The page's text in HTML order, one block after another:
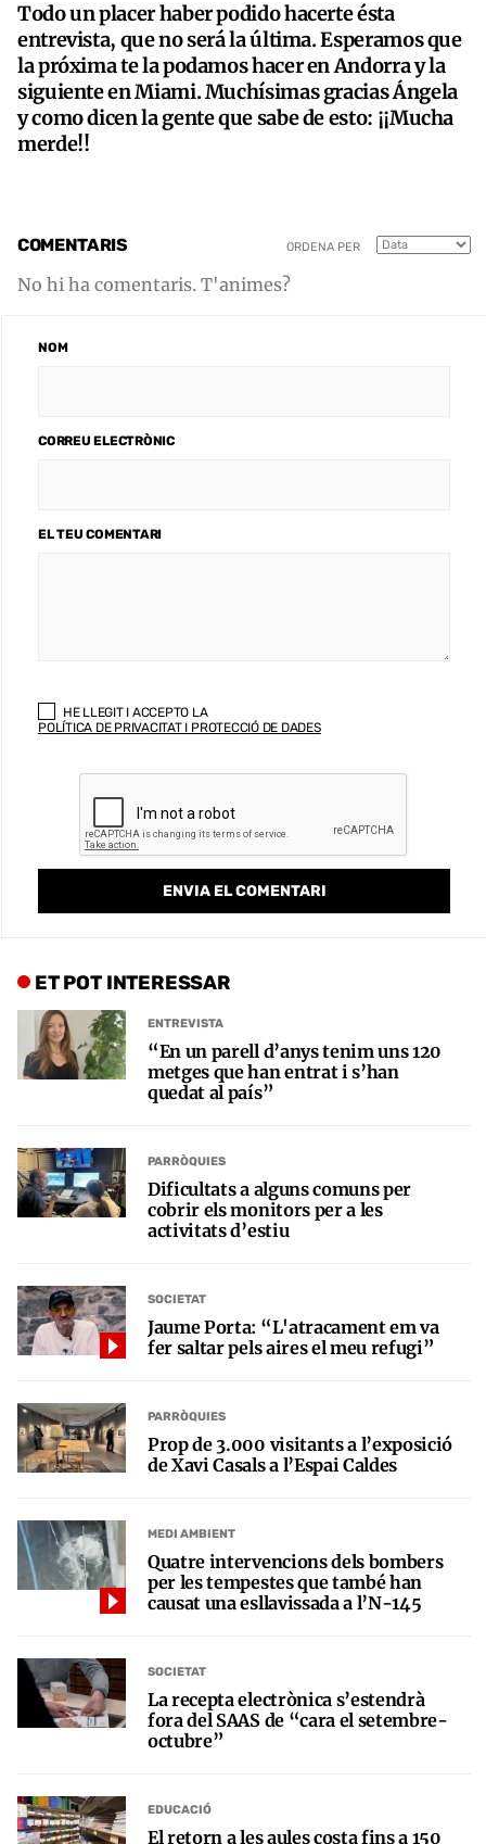
Todo un placer haber podido hacerte ésta
entrevista, que no será la última. Esperamos que
la próxima te la podamos hacer en Andorra y la
siguiente en Miami. Muchísimas gracias Ángela
y como dicen la gente que sabe de esto: ¡¡Mucha
merde!!
COMENTARIS ORDENA PER
No hi ha comentaris. T'animes?
NOM
CORREU ELECTRÒNIC
EL TEU COMENTARI
HE LLEGIT I ACCEPTO LA
POLÍTICA DE PRIVACITAT I PROTECCIÓ DE DADES
ET POT INTERESSAR
ENTREVISTA
“En un parell d’anys tenim uns 120
metges que han entrat i s’han
quedat al país”
PARRÒQUIES
Dificultats a alguns comuns per
cobrir els monitors per a les
activitats d’estiu
SOCIETAT
Jaume Porta: “L'atracament em va
fer saltar pels aires el meu refugi”
PARRÒQUIES
Prop de 3.000 visitants a l’exposició
de Xavi Casals a l’Espai Caldes
MEDI AMBIENT
Quatre intervencions dels bombers
per les tempestes que també han
causat una esllavissada a l’N-145
SOCIETAT
La recepta electrònica s’estendrà
fora del SAAS de “cara el setembre-
octubre”
EDUCACIÓ
El retorn a les aules costa fins a 150